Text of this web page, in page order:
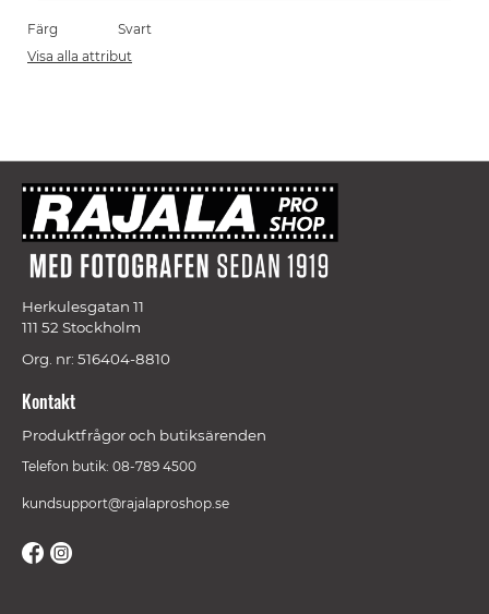
Färg
Svart
Visa alla attribut
Herkulesgatan 11
111 52 Stockholm
Org. nr: 516404-8810
Kontakt
Produktfrågor och butiksärenden
Telefon butik: 08-789 4500
kundsupport@rajalaproshop.se